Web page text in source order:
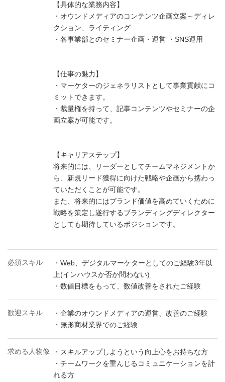
【具体的な業務内容】
・オウンドメディアのコンテンツ企画立案～ディレ
クション、ライティング
・各事業部とのセミナー企画・運営 ・SNS運用
【仕事の魅力】
・マーケターのジェネラリストとして事業貢献にコ
ミットできます。
・裁量権を持って、記事コンテンツやセミナーの企
画立案が可能です。
【キャリアステップ】
将来的には、リーダーとしてチームマネジメントか
ら、新規リード獲得に向けた戦略や企画から携わっ
ていただくことが可能です。
また、将来的にはブランド価値を高めていくために
戦略を策定し遂行するブランディングディレクター
としても期待しているポジションです。
必須スキル
・Web、デジタルマーケターとしてのご経験3年以
上(インハウスか否か問わない)
・数値目標をもって、数値改善をされたご経験
歓迎スキル
・企業のオウンドメディアの運営、改善のご経験
・無形商材業界でのご経験
求める人物像
・スキルアップしようという向上心をお持ちな方
・チームワークを重んじるコミュニケーションを計
れる方